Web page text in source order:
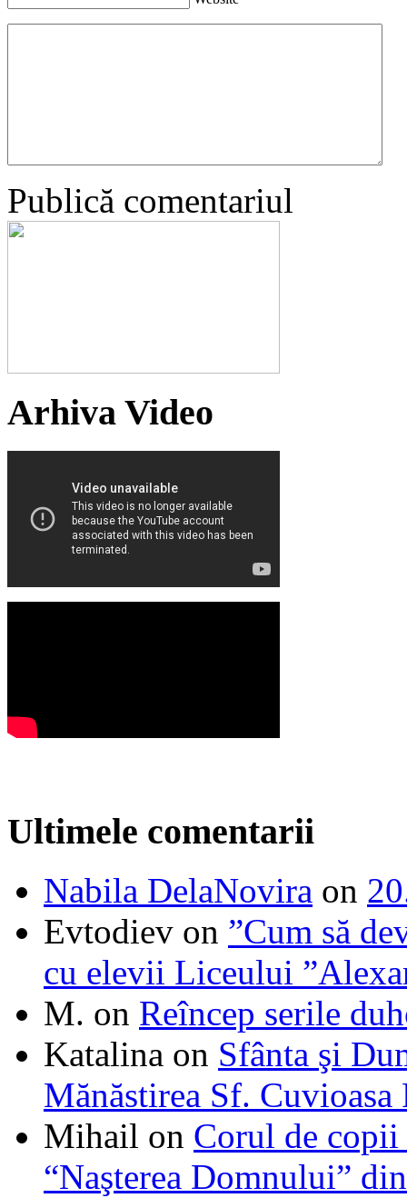
Publică comentariul
Arhiva Video
Ultimele comentarii
Nabila DelaNovira on
Evtodiev on ”Cum să
cu elevii Liceului
M. on Reîncep serile
Katalina on Sfânta şi
Mănăstirea Sf. Cuvioasa
Mihail on Corul de
“Naşterea Domnului”